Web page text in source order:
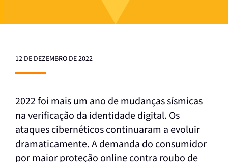
12 DE DEZEMBRO DE 2022
2022 foi mais um ano de mudanças sísmicas
na verificação da identidade digital. Os
ataques cibernéticos continuaram a evoluir
dramaticamente. A demanda do consumidor
por maior proteção online contra roubo de